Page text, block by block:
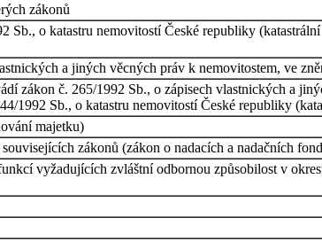
zákonů
Sb., o katastru nemovitostí České republiky
a jiných věcných práv k nemovitostem, ve
zákon č. 265/1992 Sb., o zápisech vlastnických a
1992 Sb., o katastru nemovitostí České republiky
majetku)
zákonů (zákon o nadacích a nadačních
vyžadujících zvláštní odbornou způsobilost v